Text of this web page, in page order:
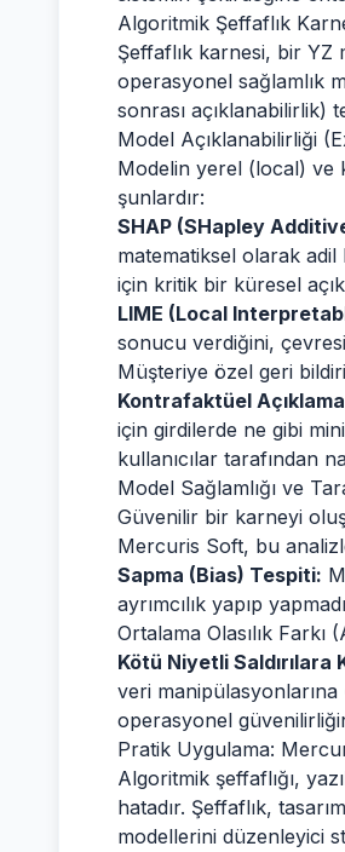
Algoritmik Şeffaflık
Şeffaflık karnesi, bir YZ
operasyonel sağlamlık
sonrası açıklanabilirlik)
Model Açıklanabilirliği
Modelin yerel (local) ve
şunlardır:
SHAP (SHapley
matematiksel olarak adil
için kritik bir küresel
LIME (Local
sonucu verdiğini,
Müşteriye özel geri
Kontrafaktüel
için girdilerde ne gibi
kullanıcılar tarafından
Model Sağlamlığı ve
Güvenilir bir karneyi
Mercuris Soft, bu
Sapma (Bias) Tespiti:
ayrımcılık yapıp
Ortalama Olasılık Farkı
Kötü Niyetli Saldırılara
veri
operasyonel
Pratik Uygulama:
Algoritmik şeffaflığı,
hatadır. Şeffaflık,
modellerini düzenleyici